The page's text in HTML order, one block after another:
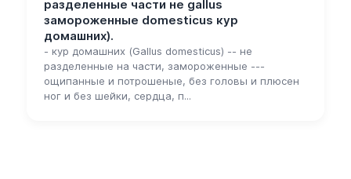
разделенные части не gallus
замороженные domesticus кур
домашних).
- кур домашних (Gallus domesticus) -- не
разделенные на части, замороженные ---
ощипанные и потрошеные, без головы и плюсен
ног и без шейки, сердца, п...